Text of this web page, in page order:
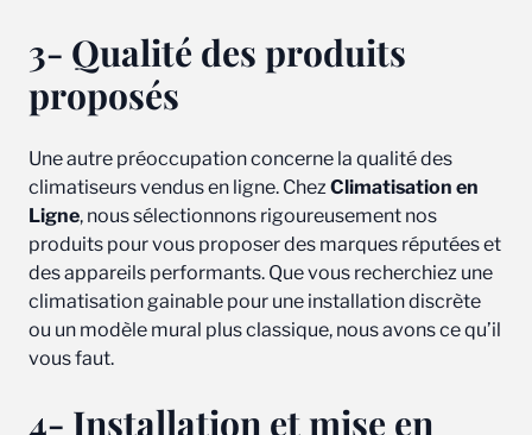
3- Qualité des produits
proposés
Une autre préoccupation concerne la qualité des
climatiseurs vendus en ligne. ChezClimatisation en
Ligne, nous sélectionnons rigoureusement nos
produits pour vous proposer des marques réputées et
des appareils performants. Que vous recherchiez une
climatisation gainable pour une installation discrète
ou un modèle mural plus classique, nous avons ce qu’il
vous faut.
4- Installation et mise en